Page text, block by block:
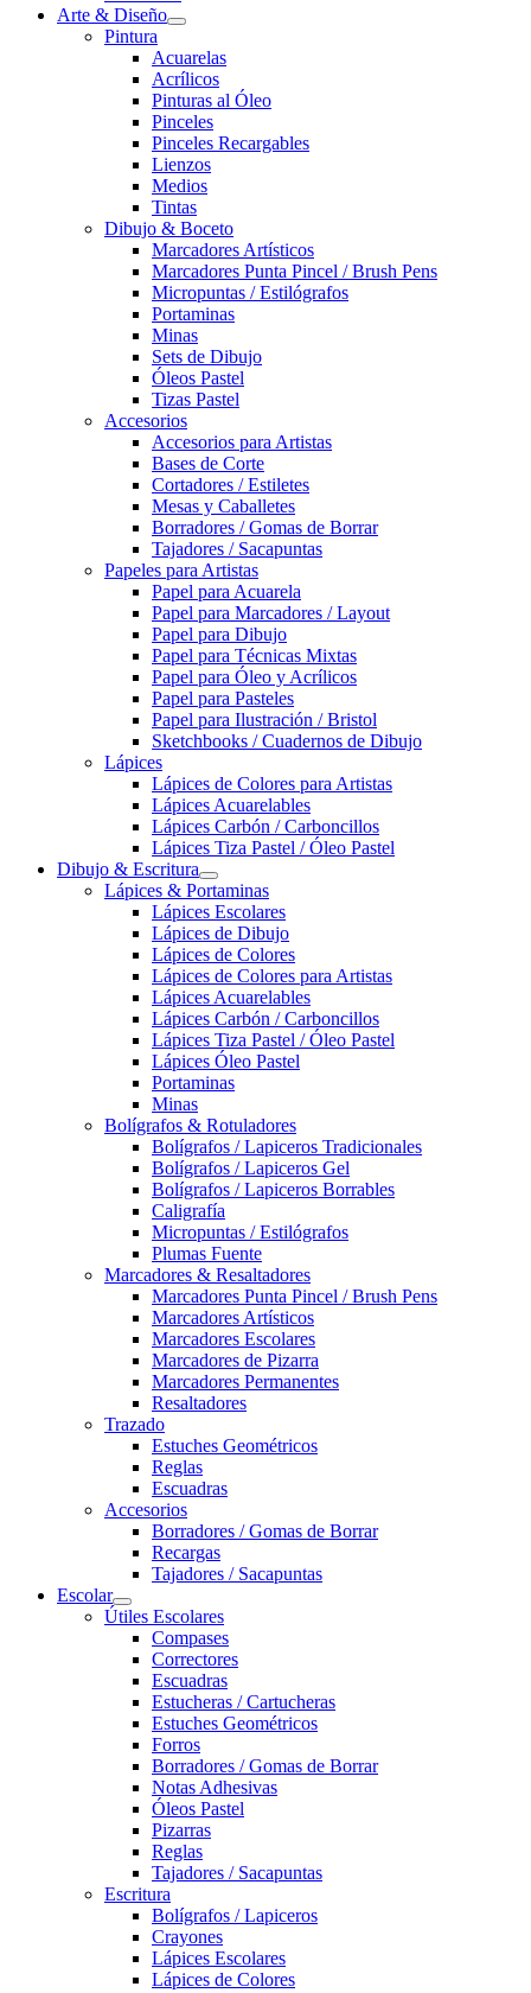
Arte & Diseño
Pintura
Acuarelas
Acrílicos
Pinturas al Óleo
Pinceles
Pinceles Recargables
Lienzos
Medios
Tintas
Dibujo & Boceto
Marcadores Artísticos
Marcadores Punta Pincel / Brush Pens
Micropuntas / Estilógrafos
Portaminas
Minas
Sets de Dibujo
Óleos Pastel
Tizas Pastel
Accesorios
Accesorios para Artistas
Bases de Corte
Cortadores / Estiletes
Mesas y Caballetes
Borradores / Gomas de Borrar
Tajadores / Sacapuntas
Papeles para Artistas
Papel para Acuarela
Papel para Marcadores / Layout
Papel para Dibujo
Papel para Técnicas Mixtas
Papel para Óleo y Acrílicos
Papel para Pasteles
Papel para Ilustración / Bristol
Sketchbooks / Cuadernos de Dibujo
Lápices
Lápices de Colores para Artistas
Lápices Acuarelables
Lápices Carbón / Carboncillos
Lápices Tiza Pastel / Óleo Pastel
Dibujo & Escritura
Lápices & Portaminas
Lápices Escolares
Lápices de Dibujo
Lápices de Colores
Lápices de Colores para Artistas
Lápices Acuarelables
Lápices Carbón / Carboncillos
Lápices Tiza Pastel / Óleo Pastel
Lápices Óleo Pastel
Portaminas
Minas
Bolígrafos & Rotuladores
Bolígrafos / Lapiceros Tradicionales
Bolígrafos / Lapiceros Gel
Bolígrafos / Lapiceros Borrables
Caligrafía
Micropuntas / Estilógrafos
Plumas Fuente
Marcadores & Resaltadores
Marcadores Punta Pincel / Brush Pens
Marcadores Artísticos
Marcadores Escolares
Marcadores de Pizarra
Marcadores Permanentes
Resaltadores
Trazado
Estuches Geométricos
Reglas
Escuadras
Accesorios
Borradores / Gomas de Borrar
Recargas
Tajadores / Sacapuntas
Escolar
Útiles Escolares
Compases
Correctores
Escuadras
Estucheras / Cartucheras
Estuches Geométricos
Forros
Borradores / Gomas de Borrar
Notas Adhesivas
Óleos Pastel
Pizarras
Reglas
Tajadores / Sacapuntas
Escritura
Bolígrafos / Lapiceros
Crayones
Lápices Escolares
Lápices de Colores